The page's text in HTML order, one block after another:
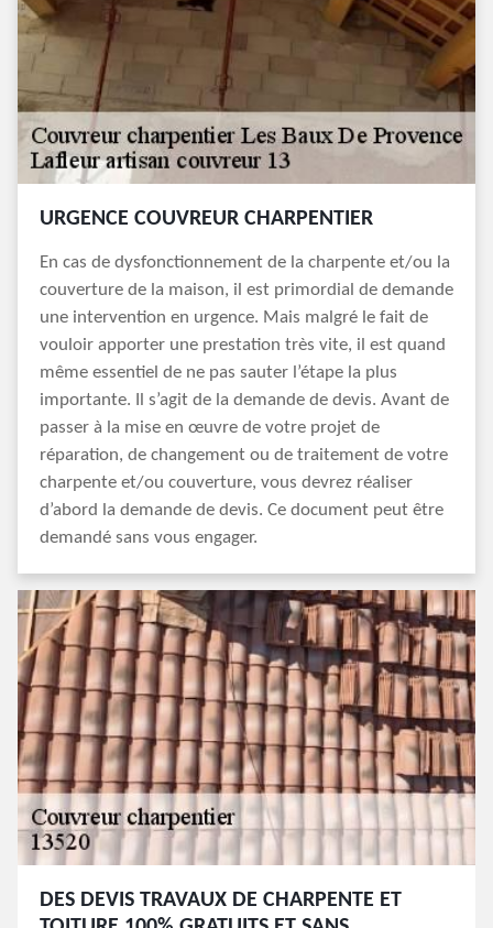
URGENCE COUVREUR CHARPENTIER
En cas de dysfonctionnement de la charpente et/ou la
couverture de la maison, il est primordial de demande
une intervention en urgence. Mais malgré le fait de
vouloir apporter une prestation très vite, il est quand
même essentiel de ne pas sauter l’étape la plus
importante. Il s’agit de la demande de devis. Avant de
passer à la mise en œuvre de votre projet de
réparation, de changement ou de traitement de votre
charpente et/ou couverture, vous devrez réaliser
d’abord la demande de devis. Ce document peut être
demandé sans vous engager.
DES DEVIS TRAVAUX DE CHARPENTE ET